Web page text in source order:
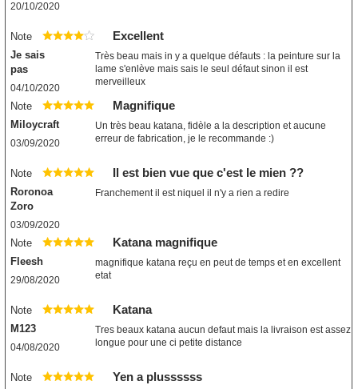
20/10/2020
Note Excellent
Je sais
pas
04/10/2020
Très beau mais in y a quelque défauts : la peinture sur la
lame s'enlève mais sais le seul défaut sinon il est
merveilleux
Note Magnifique
Miloycraft
03/09/2020
Un très beau katana, fidèle a la description et aucune
erreur de fabrication, je le recommande :)
Note Il est bien vue que c'est le mien ??
Roronoa
Zoro
03/09/2020
Franchement il est niquel il n'y a rien a redire
Note Katana magnifique
Fleesh
29/08/2020
magnifique katana reçu en peut de temps et en excellent
etat
Note Katana
M123
04/08/2020
Tres beaux katana aucun defaut mais la livraison est assez
longue pour une ci petite distance
Note Yen a plussssss